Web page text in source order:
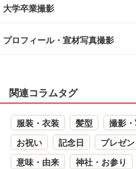
大学卒業撮影
プロフィール・宣材写真撮影
関連コラムタグ
服装・衣装 髪型 撮影
お祝い
記念日 プレゼ
意味・由来
神社・お参り